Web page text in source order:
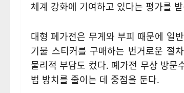
체계 강화에 기여하고 있다는 평가를
대형 폐가전은 무게와 부피 때문에 일
기물 스티커를 구매하는 번거로운 절
물리적 부담도 컸다. 폐가전 무상 방문
법 방치를 줄이는 데 중점을 둔다.